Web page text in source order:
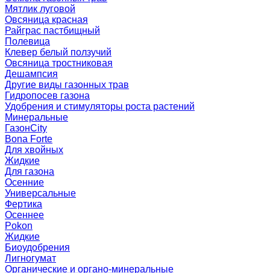
Мятлик луговой
Овсяница красная
Райграс пастбищный
Полевица
Клевер белый ползучий
Овсяница тростниковая
Дешампсия
Другие виды газонных трав
Гидропосев газона
Удобрения и стимуляторы роста растений
Минеральные
ГазонCity
Bona Forte
Для хвойных
Жидкие
Для газона
Осенние
Универсальные
Фертика
Осеннее
Pokon
Жидкие
Биоудобрения
Лигногумат
Органические и органо-минеральные